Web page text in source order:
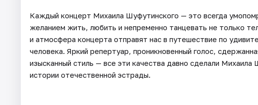
Каждый концерт Михаила Шуфутинского — это всегда
желанием жить, любить и непременно танцевать не только
и атмосфера концерта отправят нас в путешествие по
человека. Яркий репертуар, проникновенный голос,
изысканный стиль — все эти качества давно сделали
истории отечественной эстрады.